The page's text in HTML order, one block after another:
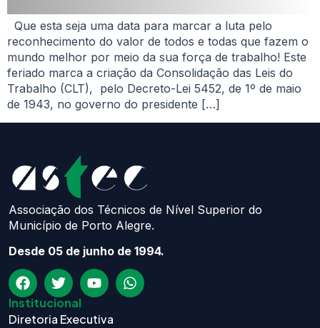
Que esta seja uma data para marcar a luta pelo
reconhecimento do valor de todos e todas que fazem o
mundo melhor por meio da sua força de trabalho! Este
feriado marca a criação da Consolidação das Leis do
Trabalho (CLT), pelo Decreto-Lei 5452, de 1º de maio
de 1943, no governo do presidente […]
Associação dos Técnicos de Nível Superior do
Município de Porto Alegre.
Desde 05 de junho de 1994.
Institucional
Diretoria Executiva